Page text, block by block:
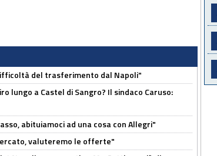
del trasferimento dal Napoli"
lungo a Castel di Sangro? Il sindaco Caruso:
abituiamoci ad una cosa con Allegri"
valuteremo le offerte"